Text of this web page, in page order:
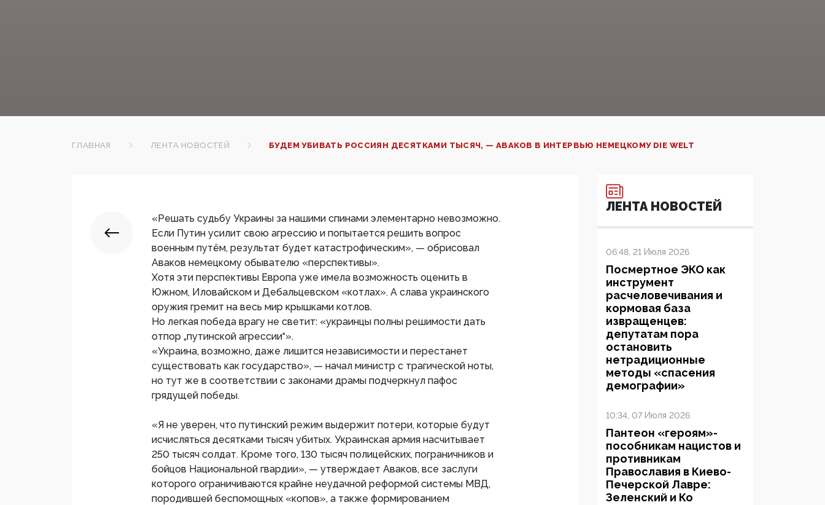
ГЛАВНАЯ ЛЕНТА НОВОСТЕЙ БУДЕМ УБИВАТЬ РОССИЯН ДЕСЯТКАМИ ТЫСЯЧ, — АВАКОВ В ИНТЕРВЬЮ НЕМЕЦКОМУ DIE WELT
«Решать судьбу Украины за нашими спинами элементарно невозможно.
Если Путин усилит свою агрессию и попытается решить вопрос
военным путём, результат будет катастрофическим», — обрисовал
Аваков немецкому обывателю «перспективы».
Хотя эти перспективы Европа уже имела возможность оценить в
Южном, Иловайском и Дебальцевском «котлах». А слава украинского
оружия гремит на весь мир крышками котлов.
Но легкая победа врагу не светит: «украинцы полны решимости дать
отпор „путинской агрессии“».
«Украина, возможно, даже лишится независимости и перестанет
существовать как государство», — начал министр с трагической ноты,
но тут же в соответствии с законами драмы подчеркнул пафос
грядущей победы.
«Я не уверен, что путинский режим выдержит потери, которые будут
исчисляться десятками тысяч убитых. Украинская армия насчитывает
250 тысяч солдат. Кроме того, 130 тысяч полицейских, пограничников и
бойцов Национальной гвардии», — утверждает Аваков, все заслуги
которого ограничиваются крайне неудачной реформой системы МВД,
породившей беспомощных «копов», а также формированием
ЛЕНТА НОВОСТЕЙ
06:48, 21 Июля 2026
Посмертное ЭКО как
инструмент
расчеловечивания и
кормовая база
извращенцев:
депутатам пора
остановить
нетрадиционные
методы «спасения
демографии»
10:34, 07 Июля 2026
Пантеон «героям»-
пособникам нацистов и
противникам
Православия в Киево-
Печерской Лавре:
Зеленский и Ко